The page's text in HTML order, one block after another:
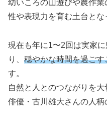
幼いころの山遊びや農作
性や表現力を育む土台とな
現在も年に1〜2回は実家
り、 穏やかな時間を過ごす
す。
自然と人とのつながりを大
俳優・古川雄大さんの人柄